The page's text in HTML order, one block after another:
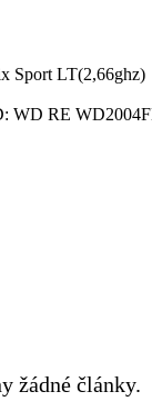
Sport LT(2,66ghz)
WD RE
žádné články.